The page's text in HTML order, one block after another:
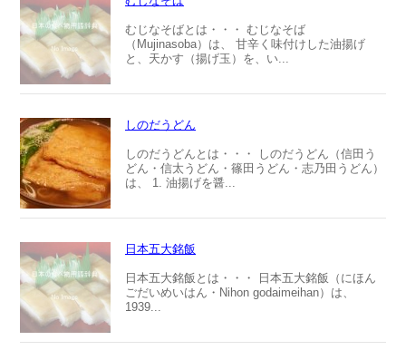
むじなそばとは・・・ むじなそば
（Mujinasoba）は、 甘辛く味付けした油揚げ
と、天かす（揚げ玉）を、い...
しのだうどん
しのだうどんとは・・・ しのだうどん（信田う
どん・信太うどん・篠田うどん・志乃田うどん）
は、 1. 油揚げを醤...
日本五大銘飯
日本五大銘飯とは・・・ 日本五大銘飯（にほん
ごだいめいはん・Nihon godaimeihan）は、
1939...